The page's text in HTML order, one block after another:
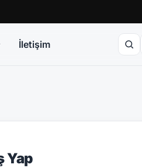
İletişim
Yap